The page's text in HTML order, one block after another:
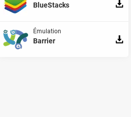
de pouvoir déverrouiller plus
BlueStacks
Émulation
Barrier